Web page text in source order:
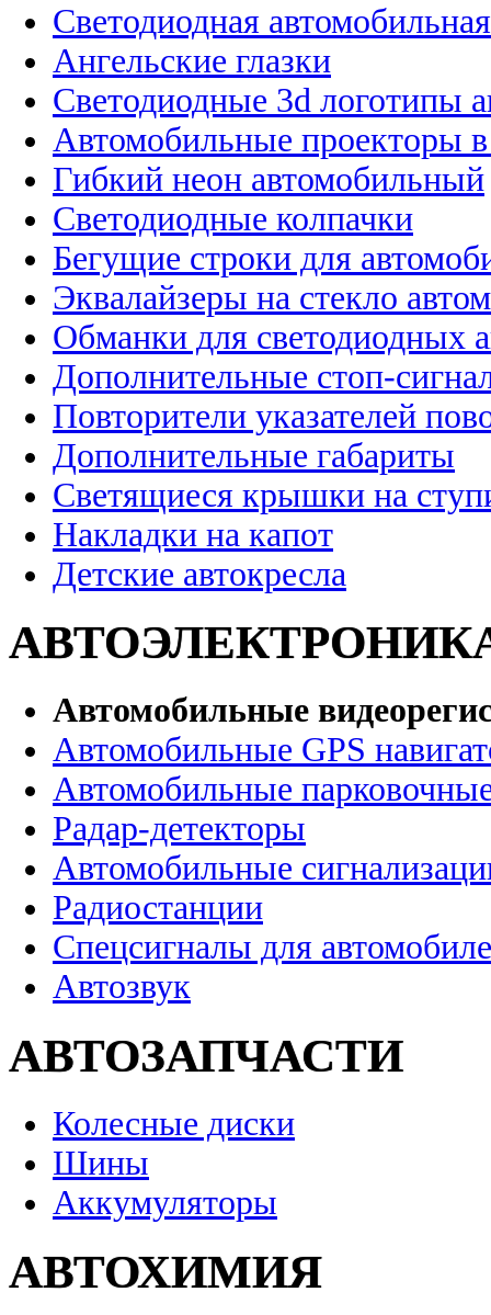
Светодиодная
Ангельские глазки
Светодиодные 3d логотипы
Автомобильные проекторы
Гибкий неон автомобильный
Светодиодные колпачки
Бегущие строки для
Эквалайзеры на стекло
Обманки для светодиодных
Дополнительные стоп-
Повторители указателей
Дополнительные габариты
Светящиеся крышки на
Накладки на капот
Детские автокресла
Автомобильные
Автомобильные GPS
Автомобильные
Радар-детекторы
Автомобильные
Радиостанции
Спецсигналы для
Автозвук
АВТОЗАПЧАСТИ
Колесные диски
Шины
Аккумуляторы
АВТОХИМИЯ